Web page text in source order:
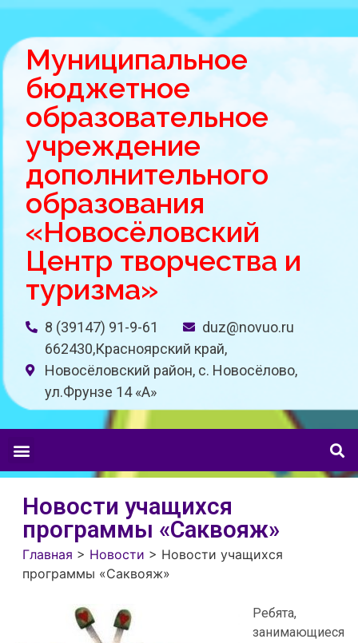
Муниципальное
бюджетное
образовательное
учреждение
дополнительного
образования
«Новосёловский
Центр творчества и
туризма»
8 (39147) 91-9-61
duz@novuo.ru
662430,Красноярский край,
Новосёловский район, с. Новосёлово,
ул.Фрунзе 14 «A»
Новости учащихся
программы «Саквояж»
Главная > Новости > Новости учащихся
программы «Саквояж»
Ребята,
занимающиеся